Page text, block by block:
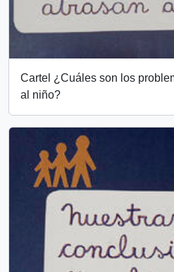
Cartel ¿Cuáles son los
al niño?